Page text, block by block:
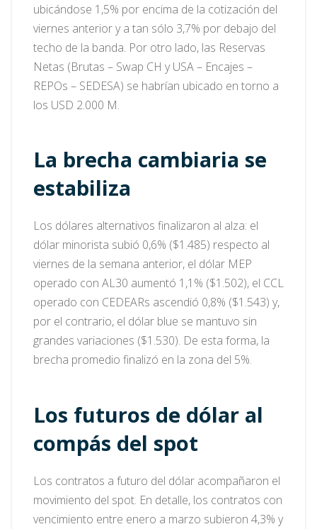
ubicándose 1,5% por encima de la cotización del
viernes anterior y a tan sólo 3,7% por debajo del
techo de la banda. Por otro lado, las Reservas
Netas (Brutas – Swap CH y USA – Encajes –
REPOs – SEDESA) se habrían ubicado en torno a
los USD 2.000 M.
La brecha cambiaria se
estabiliza
Los dólares alternativos finalizaron al alza: el
dólar minorista subió 0,6% ($1.485) respecto al
viernes de la semana anterior, el dólar MEP
operado con AL30 aumentó 1,1% ($1.502), el CCL
operado con CEDEARs ascendió 0,8% ($1.543) y,
por el contrario, el dólar blue se mantuvo sin
grandes variaciones ($1.530). De esta forma, la
brecha promedio finalizó en la zona del 5%.
Los futuros de dólar al
compás del spot
Los contratos a futuro del dólar acompañaron el
movimiento del spot. En detalle, los contratos con
vencimiento entre enero a marzo subieron 4,3% y